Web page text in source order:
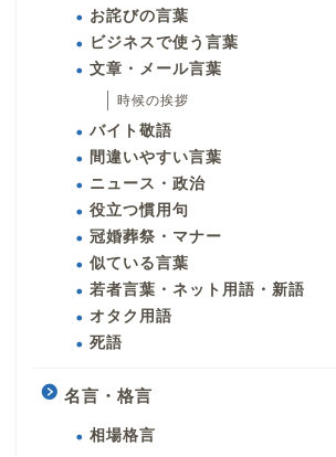
お詫びの言葉
ビジネスで使う言葉
文章・メール言葉
時候の挨拶
バイト敬語
間違いやすい言葉
ニュース・政治
役立つ慣用句
冠婚葬祭・マナー
似ている言葉
若者言葉・ネット用語・新語
オタク用語
死語
名言・格言
相場格言